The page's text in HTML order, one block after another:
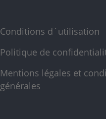
Conditions d´utilisation
Politique de
Mentions légales et
générales